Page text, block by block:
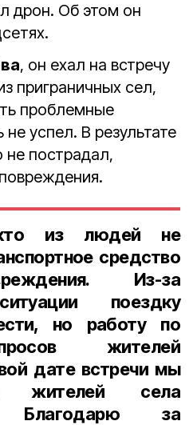
дрон. Об этом он
, он ехал на встречу
приграничных сел,
проблемные
успел. В результате
не пострадал,
из людей не
средство
Из-за
поездку
но работу по
жителей
дате встречи мы
жителей села
Благодарю за